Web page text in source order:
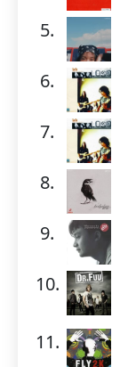
5.
6.
7.
8.
9.
10.
11.